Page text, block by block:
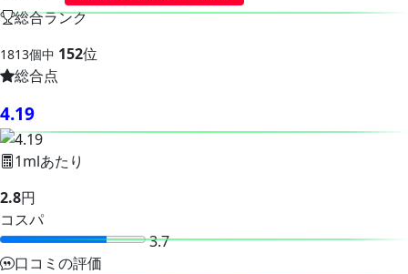
総合ランク
1813個中 152位
総合点
4.19
1mlあたり
2.8円
コスパ
3.7
口コミの評価